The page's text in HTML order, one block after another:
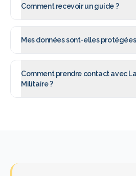
Comment recevoir un guide ?
Mes données sont-elles protégées
Comment prendre contact avec
Militaire ?